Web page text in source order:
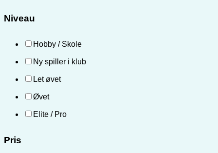
Niveau
Hobby / Skole
Ny spiller i klub
Let øvet
Øvet
Elite / Pro
Pris